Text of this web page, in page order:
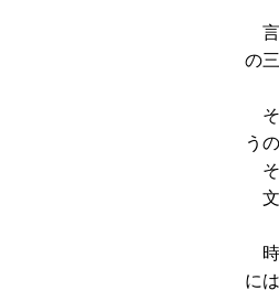
の
う
に